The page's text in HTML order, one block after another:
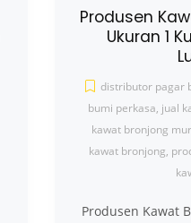
Produsen
Ukuran 1
distributor pagar
bumi perkasa, jual
kawat bronjong
kawat bronjong,
Produsen Kawat